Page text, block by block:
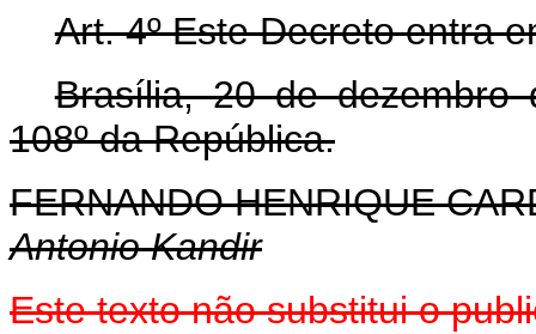
Art. 4º Este Decreto entra
Brasília, 20 de dezembro
108º da República.
FERNANDO HENRIQUE
Antonio Kandir
Este texto não substitui o